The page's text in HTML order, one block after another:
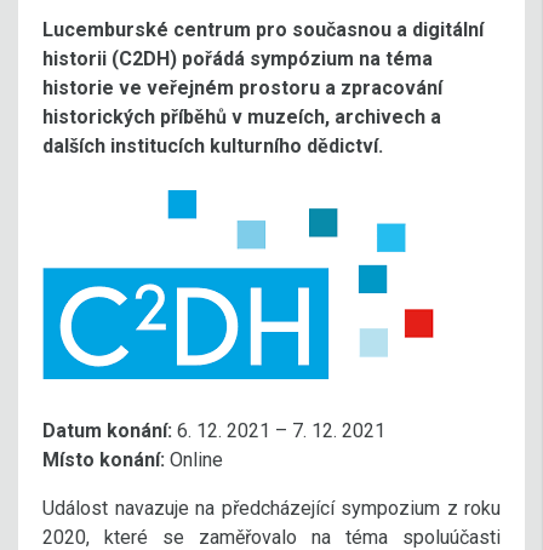
Lucemburské centrum pro současnou a digitální
historii (C2DH) pořádá sympózium na téma
historie ve veřejném prostoru a zpracování
historických příběhů v muzeích, archivech a
dalších institucích kulturního dědictví.
Datum konání: 6. 12. 2021 – 7. 12. 2021
Místo konání: Online
Událost navazuje na předcházející sympozium z roku
2020, které se zaměřovalo na téma spoluúčasti